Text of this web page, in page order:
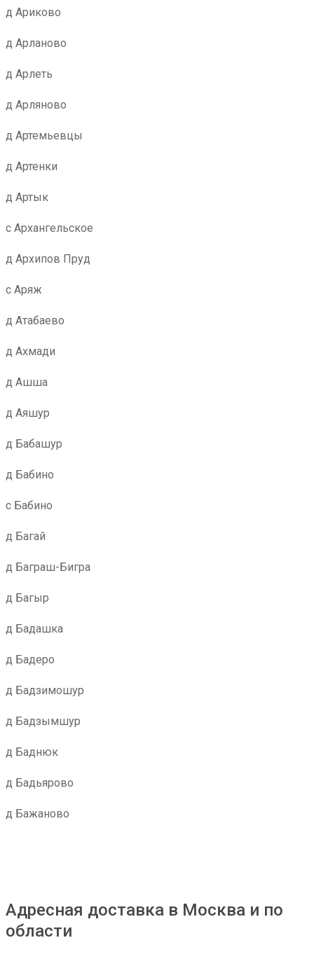
д Ариково
д Арланово
д Арлеть
д Арляново
д Артемьевцы
д Артенки
д Артык
с Архангельское
д Архипов Пруд
с Аряж
д Атабаево
д Ахмади
д Ашша
д Аяшур
д Бабашур
д Бабино
с Бабино
д Багай
д Баграш-Бигра
д Багыр
д Бадашка
д Бадеро
д Бадзимошур
д Бадзымшур
д Баднюк
д Бадьярово
д Бажаново
Адресная доставка в Москва и по
области